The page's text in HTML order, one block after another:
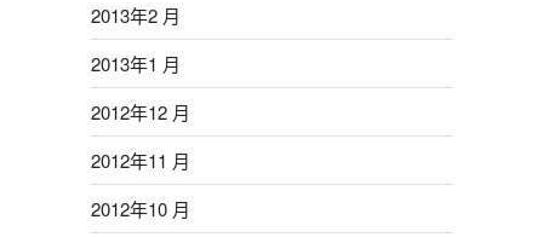
2013年2 月
2013年1 月
2012年12 月
2012年11 月
2012年10 月